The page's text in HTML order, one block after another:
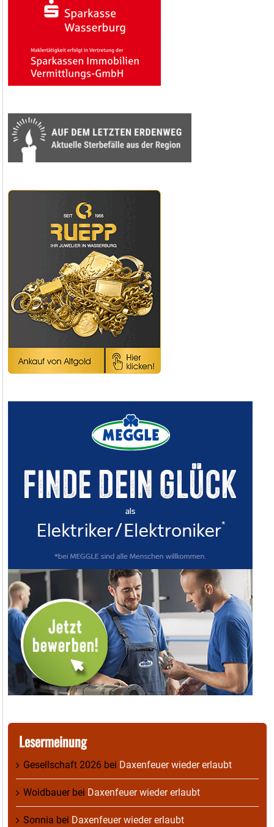
Lesermeinung
Gesellschaft 2026 bei Daxenfeuer wieder erlaubt
Woidbauerbei Daxenfeuer wieder erlaubt
Sonnia bei Daxenfeuer wieder erlaubt